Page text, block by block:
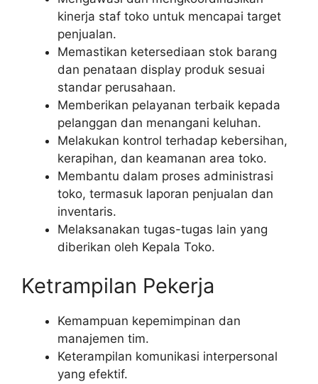
kinerja staf toko untuk mencapai target
penjualan.
Memastikan ketersediaan stok barang
dan penataan display produk sesuai
standar perusahaan.
Memberikan pelayanan terbaik kepada
pelanggan dan menangani keluhan.
Melakukan kontrol terhadap kebersihan,
kerapihan, dan keamanan area toko.
Membantu dalam proses administrasi
toko, termasuk laporan penjualan dan
inventaris.
Melaksanakan tugas-tugas lain yang
diberikan oleh Kepala Toko.
Ketrampilan Pekerja
Kemampuan kepemimpinan dan
manajemen tim.
Keterampilan komunikasi interpersonal
yang efektif.